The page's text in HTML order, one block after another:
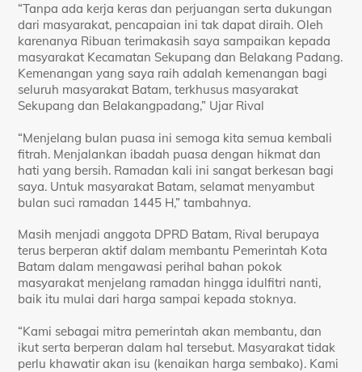
“Tanpa ada kerja keras dan perjuangan serta dukungan
dari masyarakat, pencapaian ini tak dapat diraih. Oleh
karenanya Ribuan terimakasih saya sampaikan kepada
masyarakat Kecamatan Sekupang dan Belakang Padang.
Kemenangan yang saya raih adalah kemenangan bagi
seluruh masyarakat Batam, terkhusus masyarakat
Sekupang dan Belakangpadang,” Ujar Rival
“Menjelang bulan puasa ini semoga kita semua kembali
fitrah. Menjalankan ibadah puasa dengan hikmat dan
hati yang bersih. Ramadan kali ini sangat berkesan bagi
saya. Untuk masyarakat Batam, selamat menyambut
bulan suci ramadan 1445 H,” tambahnya.
Masih menjadi anggota DPRD Batam, Rival berupaya
terus berperan aktif dalam membantu Pemerintah Kota
Batam dalam mengawasi perihal bahan pokok
masyarakat menjelang ramadan hingga idulfitri nanti,
baik itu mulai dari harga sampai kepada stoknya.
“Kami sebagai mitra pemerintah akan membantu, dan
ikut serta berperan dalam hal tersebut. Masyarakat tidak
perlu khawatir akan isu (kenaikan harga sembako). Kami